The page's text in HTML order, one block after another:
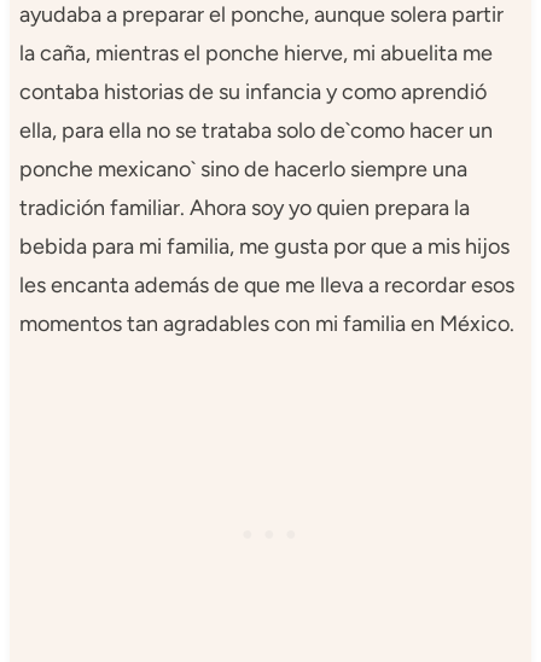
ayudaba a preparar el ponche, aunque solera partir
la caña, mientras el ponche hierve, mi abuelita me
contaba historias de su infancia y como aprendió
ella, para ella no se trataba solo de`como hacer un
ponche mexicano` sino de hacerlo siempre una
tradición familiar. Ahora soy yo quien prepara la
bebida para mi familia, me gusta por que a mis hijos
les encanta además de que me lleva a recordar esos
momentos tan agradables con mi familia en México.